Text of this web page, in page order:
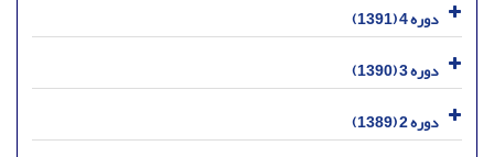
دوره 4 (1391)
دوره 3 (1390)
دوره 2 (1389)